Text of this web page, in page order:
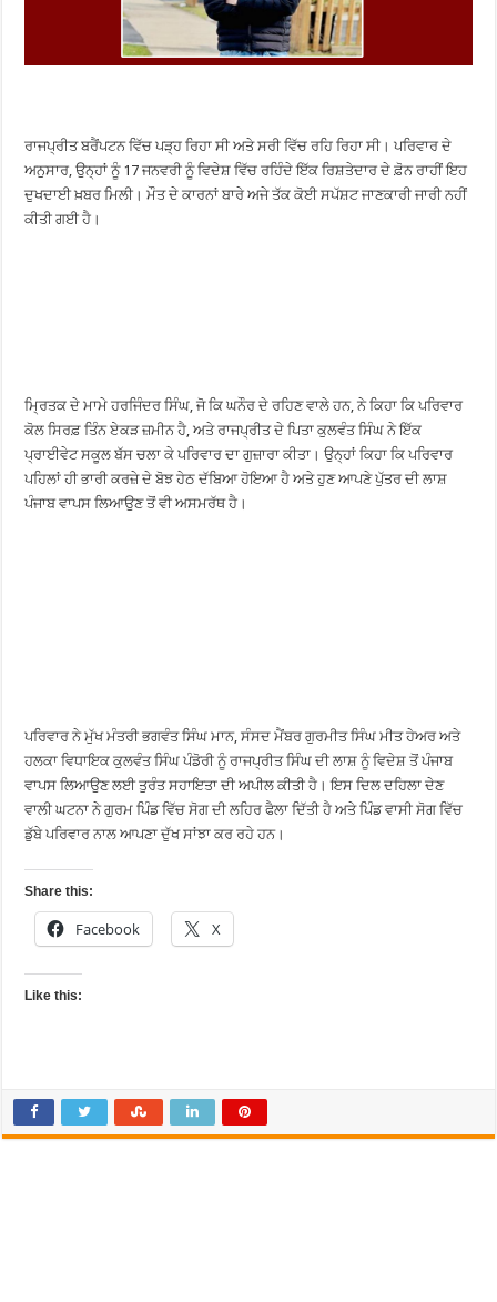
ਰਾਜਪ੍ਰੀਤ ਬਰੈਂਪਟਨ ਵਿੱਚ ਪੜ੍ਹ ਰਿਹਾ ਸੀ ਅਤੇ ਸਰੀ ਵਿੱਚ ਰਹਿ ਰਿਹਾ ਸੀ। ਪਰਿਵਾਰ ਦੇ
ਅਨੁਸਾਰ, ਉਨ੍ਹਾਂ ਨੂੰ 17 ਜਨਵਰੀ ਨੂੰ ਵਿਦੇਸ਼ ਵਿੱਚ ਰਹਿੰਦੇ ਇੱਕ ਰਿਸ਼ਤੇਦਾਰ ਦੇ ਫ਼ੋਨ ਰਾਹੀਂ ਇਹ
ਦੁਖਦਾਈ ਖ਼ਬਰ ਮਿਲੀ। ਮੌਤ ਦੇ ਕਾਰਨਾਂ ਬਾਰੇ ਅਜੇ ਤੱਕ ਕੋਈ ਸਪੱਸ਼ਟ ਜਾਣਕਾਰੀ ਜਾਰੀ ਨਹੀਂ
ਕੀਤੀ ਗਈ ਹੈ।
ਮ੍ਰਿਤਕ ਦੇ ਮਾਮੇ ਹਰਜਿੰਦਰ ਸਿੰਘ, ਜੋ ਕਿ ਘਨੌਰ ਦੇ ਰਹਿਣ ਵਾਲੇ ਹਨ, ਨੇ ਕਿਹਾ ਕਿ ਪਰਿਵਾਰ
ਕੋਲ ਸਿਰਫ਼ ਤਿੰਨ ਏਕੜ ਜ਼ਮੀਨ ਹੈ, ਅਤੇ ਰਾਜਪ੍ਰੀਤ ਦੇ ਪਿਤਾ ਕੁਲਵੰਤ ਸਿੰਘ ਨੇ ਇੱਕ
ਪ੍ਰਾਈਵੇਟ ਸਕੂਲ ਬੱਸ ਚਲਾ ਕੇ ਪਰਿਵਾਰ ਦਾ ਗੁਜ਼ਾਰਾ ਕੀਤਾ। ਉਨ੍ਹਾਂ ਕਿਹਾ ਕਿ ਪਰਿਵਾਰ
ਪਹਿਲਾਂ ਹੀ ਭਾਰੀ ਕਰਜ਼ੇ ਦੇ ਬੋਝ ਹੇਠ ਦੱਬਿਆ ਹੋਇਆ ਹੈ ਅਤੇ ਹੁਣ ਆਪਣੇ ਪੁੱਤਰ ਦੀ ਲਾਸ਼
ਪੰਜਾਬ ਵਾਪਸ ਲਿਆਉਣ ਤੋਂ ਵੀ ਅਸਮਰੱਥ ਹੈ।
ਪਰਿਵਾਰ ਨੇ ਮੁੱਖ ਮੰਤਰੀ ਭਗਵੰਤ ਸਿੰਘ ਮਾਨ, ਸੰਸਦ ਮੈਂਬਰ ਗੁਰਮੀਤ ਸਿੰਘ ਮੀਤ ਹੇਅਰ ਅਤੇ
ਹਲਕਾ ਵਿਧਾਇਕ ਕੁਲਵੰਤ ਸਿੰਘ ਪੰਡੋਰੀ ਨੂੰ ਰਾਜਪ੍ਰੀਤ ਸਿੰਘ ਦੀ ਲਾਸ਼ ਨੂੰ ਵਿਦੇਸ਼ ਤੋਂ ਪੰਜਾਬ
ਵਾਪਸ ਲਿਆਉਣ ਲਈ ਤੁਰੰਤ ਸਹਾਇਤਾ ਦੀ ਅਪੀਲ ਕੀਤੀ ਹੈ। ਇਸ ਦਿਲ ਦਹਿਲਾ ਦੇਣ
ਵਾਲੀ ਘਟਨਾ ਨੇ ਗੁਰਮ ਪਿੰਡ ਵਿੱਚ ਸੋਗ ਦੀ ਲਹਿਰ ਫੈਲਾ ਦਿੱਤੀ ਹੈ ਅਤੇ ਪਿੰਡ ਵਾਸੀ ਸੋਗ ਵਿੱਚ
ਡੁੱਬੇ ਪਰਿਵਾਰ ਨਾਲ ਆਪਣਾ ਦੁੱਖ ਸਾਂਝਾ ਕਰ ਰਹੇ ਹਨ।
Share this:
Facebook X
Like this: